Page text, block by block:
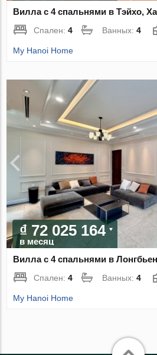
Вилла с 4 спальнями в Тэйхо,
Спален:4 Ванных:4
My Hanoi Home
₫ 72 025 164
в месяц
Вилла с 4 спальнями в
Спален:4 Ванных:4
My Hanoi Home